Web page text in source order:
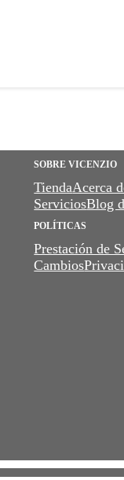
SOBRE VICENZIO
TiendaAcerca
ServiciosBlog
POLÍTICAS
Prestación de
Cambios